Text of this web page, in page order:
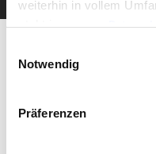
weiterhin in vollem
steht in unserer
gelistet.
Notwendig
Präferenzen